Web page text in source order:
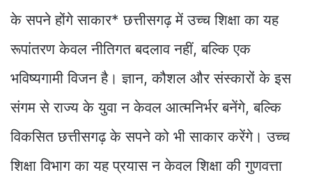
के सपने होंगे साकार* छत्तीसगढ़ में उच्च शिक्षा का यह
रूपांतरण केवल नीतिगत बदलाव नहीं, बल्कि एक
भविष्यगामी विजन है। ज्ञान, कौशल और संस्कारों के इस
संगम से राज्य के युवा न केवल आत्मनिर्भर बनेंगे, बल्कि
विकसित छत्तीसगढ़ के सपने को भी साकार करेंगे। उच्च
शिक्षा विभाग का यह प्रयास न केवल शिक्षा की गुणवत्ता